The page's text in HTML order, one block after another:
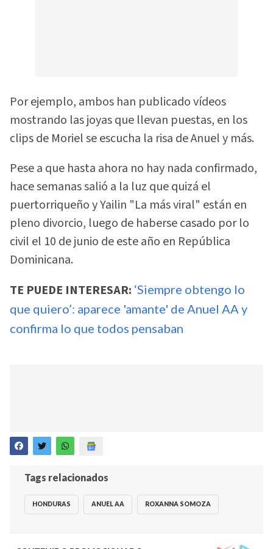
Por ejemplo, ambos han publicado vídeos
mostrando las joyas que llevan puestas, en los
clips de Moriel se escucha la risa de Anuel y más.
Pese a que hasta ahora no hay nada confirmado,
hace semanas salió a la luz que quizá el
puertorriqueño y Yailin "La más viral" están en
pleno divorcio, luego de haberse casado por lo
civil el 10 de junio de este año en República
Dominicana.
TE PUEDE INTERESAR: ‘Siempre obtengo lo
que quiero’: aparece 'amante' de Anuel AA y
confirma lo que todos pensaban
Tags relacionados
HONDURAS ANUEL AA ROXANNA SOMOZA